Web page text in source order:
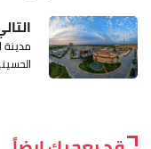
مدينة